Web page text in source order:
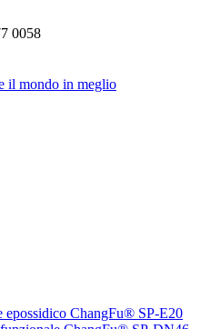
0058
il mondo in meglio
ChangFu® SP-E20